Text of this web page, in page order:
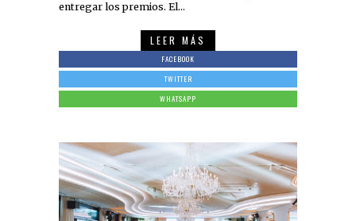
entregar los premios. El…
LEER MÁS
FACEBOOK
TWITTER
WHATSAPP